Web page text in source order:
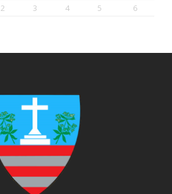
2 3 4 5 6